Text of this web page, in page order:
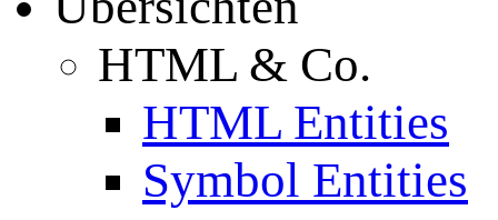
HTML & Co.
HTML Entities
Symbol Entities